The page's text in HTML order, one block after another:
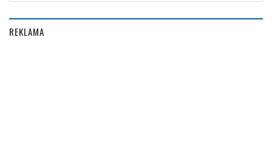
REKLAMA